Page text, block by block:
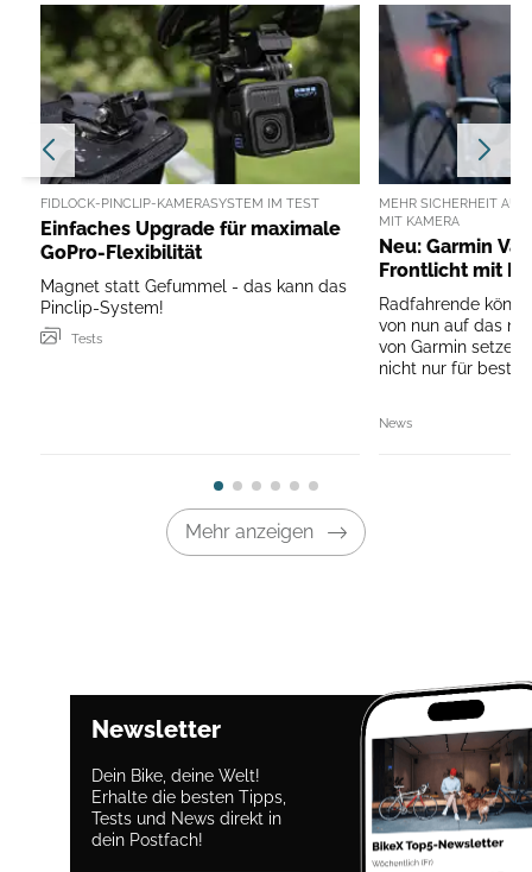
FIDLOCK-PINCLIP-KAMERASYSTEM IM TEST
Einfaches Upgrade für maximale
GoPro-Flexibilität
Magnet statt Gefummel - das kann das
Pinclip-System!
Tests
MEHR SICHERHEIT AUF
MIT KAMERA
Neu: Garmin
Frontlicht mit
Radfahrende
von nun auf das
von Garmin
nicht nur für beste
News
Mehr anzeigen
Newsletter
Dein Bike, deine Welt!
Erhalte die besten Tipps,
Tests und News direkt in
dein Postfach!